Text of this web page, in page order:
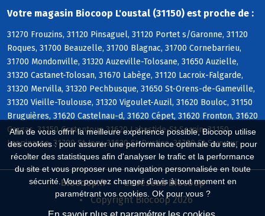
Afin de vous offrir la meilleure expérience possible, Biocoop utilise
des cookies : pour assurer une performance optimale du site, pour
récolter des statistiques afin d'analyser le trafic et la performance
du site et vous proposer une navigation personnalisée en toute
sécurité. Vous pouvez changer d'avis à tout moment en
paramétrant vos cookies. OK pour vous ?
Votre magasin Biocoop L'oustal (31150) est proche de :
31270 Frouzins, 31120 Pinsaguel, 31120 Portet s/Garonne, 31120
Roques, 31700 Beauzelle, 31700 Blagnac, 31700 Cornebarrieu,
31700 Mondonville, 31320 Auzeville-Tolosane, 31650 Auzielle,
31320 Castanet-Tolosan, 31670 Labège, 31120 Lacroix-Falgarde,
31320 Mervilla, 31320 Pechbusque, 31650 St-Orens-de-Gameville,
31320 Vieille-Toulouse, 31320 Vigoulet-Auzil, 31620 Bouloc, 31150
Bruguières, 31620 Castelnau-d, 31620 Cépet, 31620 Fronton, 31620
Gargas, 31150 Gratentour, 31620 Labastide-St-Sernin, 31150
Lespinasse, 31790 St-Jory, 31620 St-Rustice, 31790 St-Sauveur
Biocoop.fr
Le réseau Biocoop
Copyright Biocoop 2026